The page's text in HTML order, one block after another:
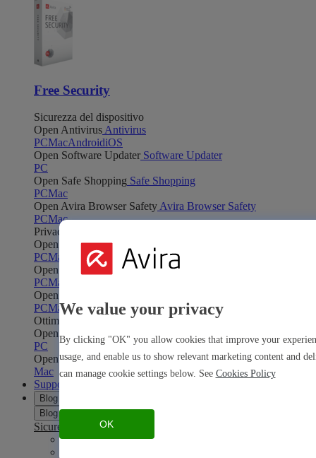
Free Security
Sicurezza del dispositivo
Open Antivirus Antivirus
PCMacAndroidiOS
Open Software Updater Software Updater
PC
Open Safe Shopping Safe Shopping
PCMac
Open Avira Browser Safety Avira Browser Safety
PCMac
Privacy online
Open Phantom VPN
PCMac Android
Open Password Manager Password Manager
PCMac
Open Avira Secure Browser
PCMac
Ottimizzazione
Open System Speedup
System Speedup
PC
Open OptimizerOptimizer
Mac
Supporto
Blog
Blog
Sicurezza
Malware
We value your privacy
By clicking "OK" you allow cookies that improve your
usage, and enable us to show relevant marketing content and
can manage cookie settings below. See Cookies Policy
OK